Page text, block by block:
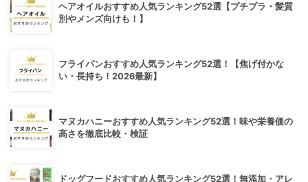
ヘアオイルおすすめ人気ランキング52選【プチプラ・髪質
別やメンズ向けも！】
フライパンおすすめ人気ランキング52選！【焦げ付かな
い・長持ち！2026最新】
マヌカハニーおすすめ人気ランキング52選！味や栄養価の
高さを徹底比較・検証
ドッグフードおすすめ人気ランキング52選！無添加・アレ